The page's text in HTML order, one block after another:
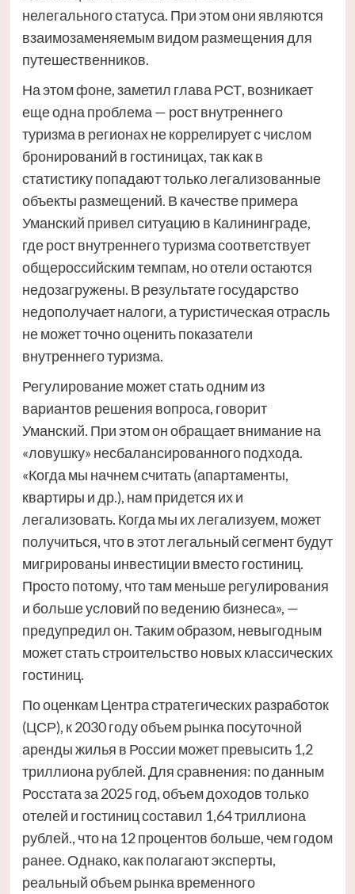
нелегального статуса. При этом они являются
взаимозаменяемым видом размещения для
путешественников.
На этом фоне, заметил глава РСТ, возникает
еще одна проблема — рост внутреннего
туризма в регионах не коррелирует с числом
бронирований в гостиницах, так как в
статистику попадают только легализованные
объекты размещений. В качестве примера
Уманский привел ситуацию в Калининграде,
где рост внутреннего туризма соответствует
общероссийским темпам, но отели остаются
недозагружены. В результате государство
недополучает налоги, а туристическая отрасль
не может точно оценить показатели
внутреннего туризма.
Регулирование может стать одним из
вариантов решения вопроса, говорит
Уманский. При этом он обращает внимание на
«ловушку» несбалансированного подхода.
«Когда мы начнем считать (апартаменты,
квартиры и др.), нам придется их и
легализовать. Когда мы их легализуем, может
получиться, что в этот легальный сегмент будут
мигрированы инвестиции вместо гостиниц.
Просто потому, что там меньше регулирования
и больше условий по ведению бизнеса», —
предупредил он. Таким образом, невыгодным
может стать строительство новых классических
гостиниц.
По оценкам Центра стратегических разработок
(ЦСР), к 2030 году объем рынка посуточной
аренды жилья в России может превысить 1,2
триллиона рублей. Для сравнения: по данным
Росстата за 2025 год, объем доходов только
отелей и гостиниц составил 1,64 триллиона
рублей., что на 12 процентов больше, чем годом
ранее. Однако, как полагают эксперты,
реальный объем рынка временного